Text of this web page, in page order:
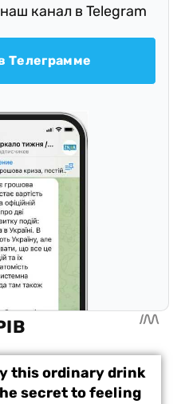
канал в Telegram
Телеграмме